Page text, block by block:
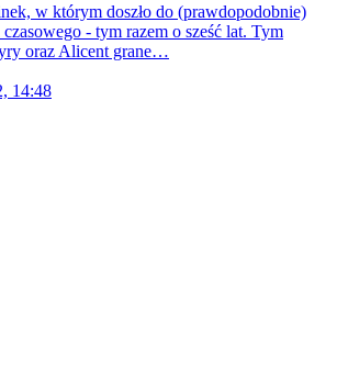
w którym doszło do (prawdopodobnie)
- tym razem o sześć lat. Tym
oraz Alicent grane…
14:48